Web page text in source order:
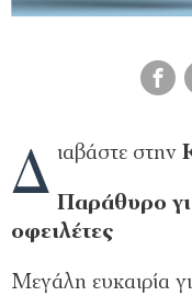
Δ ιαβάστε στην
Παράθυρο
οφειλέτες
Μεγάλη ευκαιρία